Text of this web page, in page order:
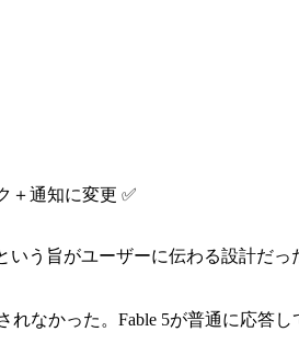
＋通知に変更 ✅
いう旨がユーザーに伝わる設計だ
なかった。Fable 5が普通に応答